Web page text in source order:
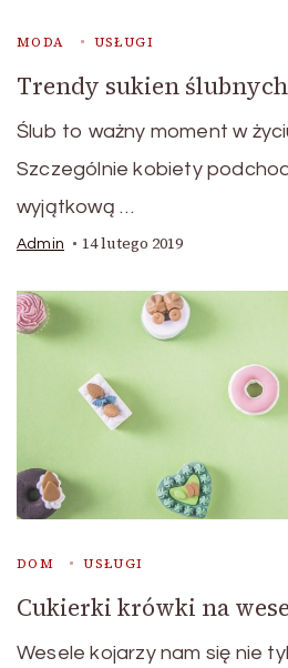
MODA USŁUGI
Trendy sukien
Ślub to ważny moment w
Szczególnie kobiety
wyjątkową …
Admin 14 lutego 2019
DOM USŁUGI
Cukierki krówki na
Wesele kojarzy nam się nie